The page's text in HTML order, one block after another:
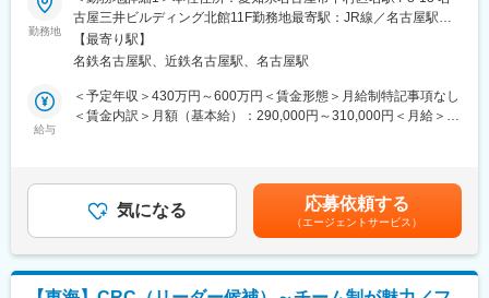
入社後1か月は研修期間となります。ビジネスマナーやPCスキル
研修が入社後研修としてあり、PC慣れしていない方も安心してご
入社いただけます。
現場配属後は、OJTで独り立ちまでサポートその後も定期的なフ
ォローアップ研修や、専門性を高める継続研修、階層別研修など
・ご自宅から1時間程度で通える施設をお任せする予定です。
・スーパーフレックスタイム制を導入しており、社員自身が業務
のスケジュールに合わせて始業、就業時間を決めることができま
す。
・5日間のリフレッシュ休暇制度や、時間単位で取得できる有給休
暇。
・患者への試験の説明
・治験のスケジュール管理
・各種データの収集、管理など
■勤務地について
お住まいの地域や通勤時間を考慮します。
※ご自宅から担当医療機関への直行・直帰がメインです。
叶えながら働けるような環境作りを大切にしています。フレック
ス勤務制度、時短制度、産休育休、育児手当等の制度が充実し、
子育てとも両立させながらの勤務が可能です。チームで連携をと
ます。
勤務地
古屋三井ビルディング北館11F勤務地最寄駅：JR線／名古屋駅受
動喫煙対策：屋内全面禁煙＜勤務地詳細2＞東海住所：東海エリア
（愛知県、静岡県、岐阜県、三重県、） 受動喫煙対策：屋内全面
【最寄り駅】
名鉄名古屋駅、近鉄名古屋駅、名古屋駅
給与
＜予定年収＞430万円～600万円＜賃金形態＞月給制特記事項なし
＜賃金内訳＞月額（基本給）：290,000円～310,000円＜月給＞
があります。月給(月額)は固定手当を含めた表記です。
気になる 応募依頼する
（エージェントサービス）